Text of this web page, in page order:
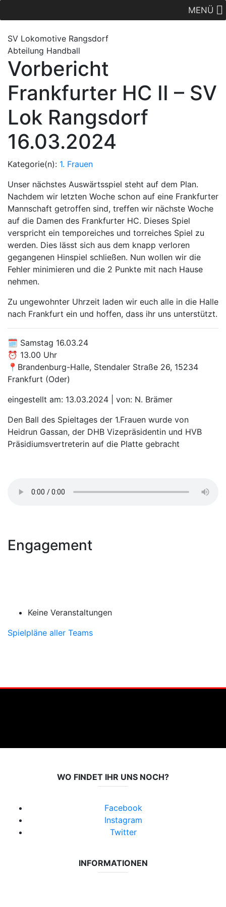
MENÜ
SV Lokomotive Rangsdorf
Abteilung Handball
Vorbericht
Frankfurter HC II – SV
Lok Rangsdorf
16.03.2024
Kategorie(n): 1. Frauen
Unser nächstes Auswärtsspiel steht auf dem Plan.
Nachdem wir letzten Woche schon auf eine Frankfurter
Mannschaft getroffen sind, treffen wir nächste Woche
auf die Damen des Frankfurter HC. Dieses Spiel
verspricht ein temporeiches und torreiches Spiel zu
werden. Dies lässt sich aus dem knapp verloren
gegangenen Hinspiel schließen. Nun wollen wir die
Fehler minimieren und die 2 Punkte mit nach Hause
nehmen.
Zu ungewohnter Uhrzeit laden wir euch alle in die Halle
nach Frankfurt ein und hoffen, dass ihr uns unterstützt.
🗓 Samstag 16.03.24
⏰️ 13.00 Uhr
📍Brandenburg-Halle, Stendaler Straße 26, 15234
Frankfurt (Oder)
eingestellt am: 13.03.2024 | von: N. Brämer
Den Ball des Spieltages der 1.Frauen wurde von
Heidrun Gassan, der DHB Vizepräsidentin und HVB
Präsidiumsvertreterin auf die Platte gebracht
Engagement
Keine Veranstaltungen
Spielpläne aller Teams
WO FINDET IHR UNS NOCH?
Facebook
Instagram
Twitter
INFORMATIONEN